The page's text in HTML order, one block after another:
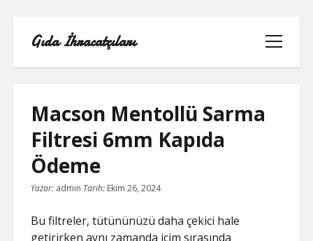
Gıda İhracatçıları
menüyü
aç
BEDAVA ŞIFRESIZ FACEBOOK BEĞENI
ÜCRETSIZ
Macson Mentollü Sarma
Filtresi 6mm Kapıda
Ödeme
Yazar: admin Tarih: Ekim 26, 2024
Bu filtreler, tütününüzü daha çekici hale
getirirken aynı zamanda içim sırasında